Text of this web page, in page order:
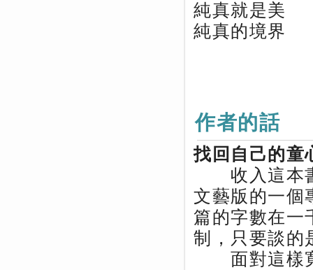
純真就是美
純真的境界
作者的話
找回自己的
收入這本書
文藝版的一個
篇的字數在一
制，只要談的
面對這樣寬